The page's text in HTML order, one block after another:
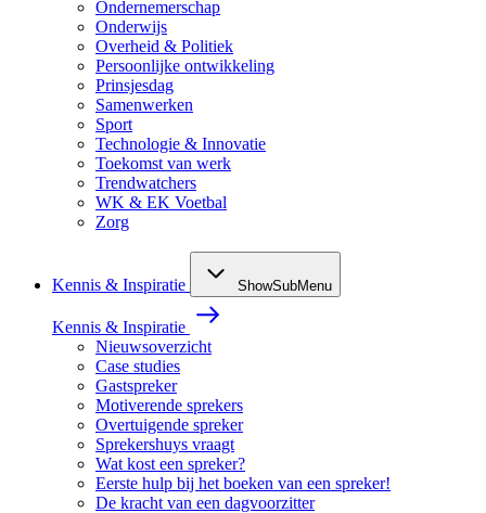
Ondernemerschap
Onderwijs
Overheid & Politiek
Persoonlijke ontwikkeling
Prinsjesdag
Samenwerken
Sport
Technologie & Innovatie
Toekomst van werk
Trendwatchers
WK & EK Voetbal
Zorg
Kennis & Inspiratie ShowSubMenu
Kennis & Inspiratie
Nieuwsoverzicht
Case studies
Gastspreker
Motiverende sprekers
Overtuigende spreker
Sprekershuys vraagt
Wat kost een spreker?
Eerste hulp bij het boeken van een spreker!
De kracht van een dagvoorzitter